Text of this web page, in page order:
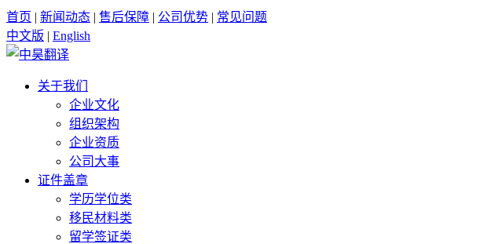
首页 | 新闻动态 | 售后保障 | 公司优势 | 常见问题
中文版 | English
关于我们
企业文化
组织架构
企业资质
公司大事
证件盖章
学历学位类
移民材料类
留学签证类